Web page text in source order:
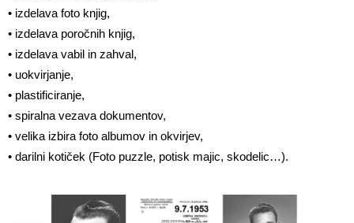
• izdelava foto knjig,
• izdelava poročnih knjig,
• izdelava vabil in zahval,
• uokvirjanje,
• plastificiranje,
• spiralna vezava dokumentov,
• velika izbira foto albumov in okvirjev,
• darilni kotiček (Foto puzzle, potisk majic, skodelic…).